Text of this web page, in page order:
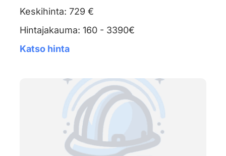
Keskihinta: 729 €
Hintajakauma: 160 - 3390€
Katso hinta